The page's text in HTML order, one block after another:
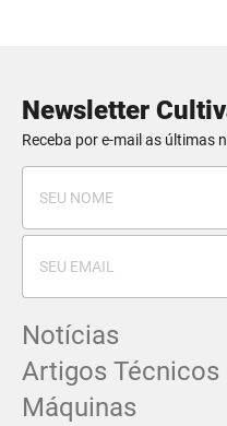
Newsletter
Receba por e-mail as últimas
Notícias
Artigos Técnicos
Máquinas